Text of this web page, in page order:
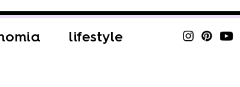
lifestyle